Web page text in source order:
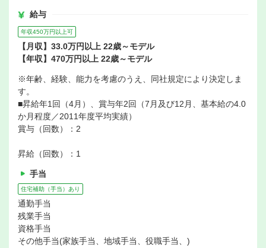
給与
年収450万円以上可
【月収】33.0万円以上 22歳～モデル
【年収】470万円以上 22歳～モデル
※年齢、経験、能力を考慮のうえ、同社規定により決定しま
す。
■昇給年1回（4月）、賞与年2回（7月及び12月、基本給の4.0
か月程度／2011年度平均実績）
賞与（回数）：2
昇給（回数）：1
手当
住宅補助（手当）あり
通勤手当
残業手当
資格手当
その他手当(家族手当、地域手当、役職手当、)